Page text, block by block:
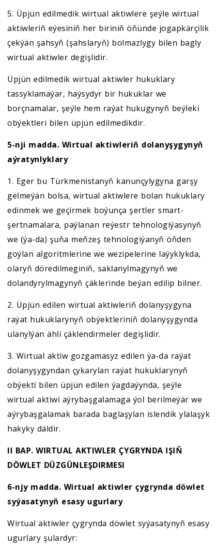
5. Üpjün edilmedik wirtual aktiwlere şeýle wirtual
aktiwleriň eýesiniň her biriniň öňünde jogapkärçilik
çekýän şahsyň (şahslaryň) bolmazlygy bilen bagly
wirtual aktiwler degişlidir.
Üpjün edilmedik wirtual aktiwler hukuklary
tassyklamaýar, haýsydyr bir hukuklar we
borçnamalar, şeýle hem raýat hukugynyň beýleki
obýektleri bilen üpjün edilmedikdir.
5-nji madda. Wirtual aktiwleriň dolanyşygynyň
aýratynlyklary
1. Eger bu Türkmenistanyň kanunçylygyna garşy
gelmeýän bolsa, wirtual aktiwlere bolan hukuklary
edinmek we geçirmek boýunça şertler smart-
şertnamalara, paýlanan reýestr tehnologiýasynyň
we (ýa-da) şuňa meňzeş tehnologiýanyň öňden
goýlan algoritmlerine we wezipelerine laýyklykda,
olaryň döredilmeginiň, saklanylmagynyň we
dolandyrylmagynyň çäklerinde beýan edilip bilner.
2. Üpjün edilen wirtual aktiwleriň dolanyşygyna
raýat hukuklarynyň obýektleriniň dolanyşygynda
ulanylýan ähli çäklendirmeler degişlidir.
3. Wirtual aktiw gozgamasyz edilen ýa-da raýat
dolanyşygyndan çykarylan raýat hukuklarynyň
obýekti bilen üpjün edilen ýagdaýynda, şeýle
wirtual aktiwi aýrybaşgalamaga ýol berilmeýär we
aýrybaşgalamak barada baglaşylan islendik ylalaşyk
hakyky däldir.
II BAP. WIRTUAL AKTIWLER ÇYGRYNDA IŞIŇ
DÖWLET DÜZGÜNLEŞDIRMESI
6-njy madda. Wirtual aktiwler çygrynda döwlet
syýasatynyň esasy ugurlary
Wirtual aktiwler çygrynda döwlet syýasatynyň esasy
ugurlary şulardyr: